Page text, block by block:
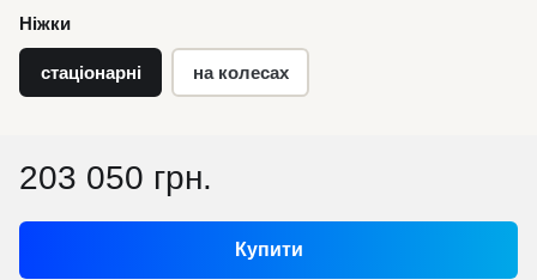
Ніжки
стаціонарні на колесах
203 050 грн.
Купити